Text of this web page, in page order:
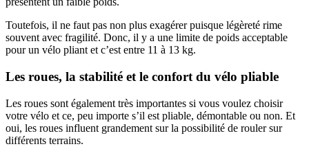
Toutefois, il ne faut pas non plus exagérer puisque légèreté rime
souvent avec fragilité. Donc, il y a une limite de poids acceptable
pour un vélo pliant et c’est entre 11 à 13 kg.
Les roues, la stabilité et le confort du vélo pliable
Les roues sont également très importantes si vous voulez choisir
votre vélo et ce, peu importe s’il est pliable, démontable ou non. Et
oui, les roues influent grandement sur la possibilité de rouler sur
différents terrains.